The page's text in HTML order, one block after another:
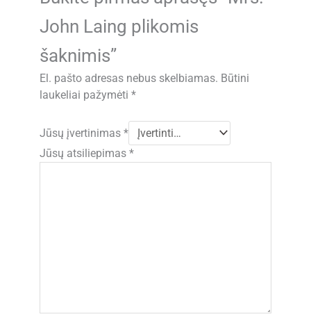
John Laing plikomis
šaknimis”
El. pašto adresas nebus skelbiamas. Būtini
laukeliai pažymėti*
Jūsų įvertinimas*
Jūsų atsiliepimas*